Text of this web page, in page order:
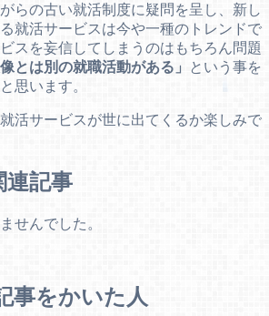
らの古い就活制度に疑問を呈し、新し
就活サービスは今や一種のトレンドで
スを妄信してしまうのはもちろん問題
とは別の就職活動がある」
という事を
思います。
活サービスが世に出てくるか楽しみで
連記事
せんでした。
事をかいた人